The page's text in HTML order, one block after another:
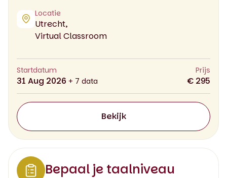
Locatie
Utrecht,
Virtual Classroom
Startdatum
31 Aug 2026 + 7 data
Prijs
€ 295
Bekijk
Bepaal je taalniveau